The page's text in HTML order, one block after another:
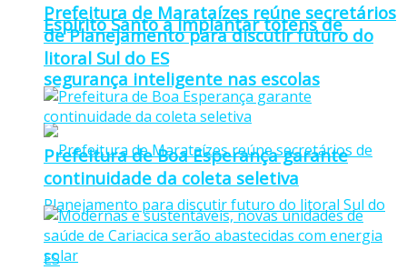
Espírito Santo a implantar totens de
segurança inteligente nas escolas
Prefeitura de Marataízes reúne secretários
de Planejamento para discutir futuro do
litoral Sul do ES
Prefeitura de Boa Esperança garante
continuidade da coleta seletiva